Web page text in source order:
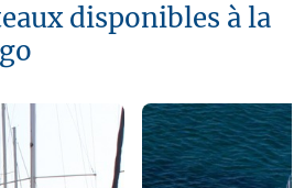
disponibles à la